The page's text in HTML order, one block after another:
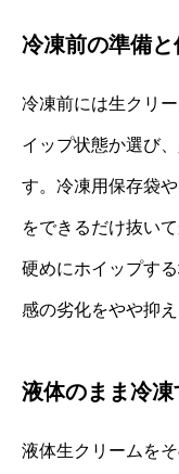
冷凍前の準備
冷凍前には生クリ
イップ状態か選び
す。冷凍用保存袋
をできるだけ抜い
硬めにホイップす
感の劣化をやや抑え
液体のまま冷
液体生クリームを